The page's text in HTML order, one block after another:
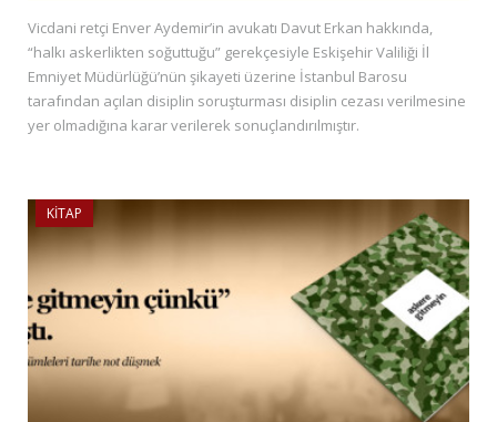
Vicdani retçi Enver Aydemir’in avukatı Davut Erkan hakkında,
“halkı askerlikten soğuttuğu” gerekçesiyle Eskişehir Valiliği İl
Emniyet Müdürlüğü’nün şikayeti üzerine İstanbul Barosu
tarafından açılan disiplin soruşturması disiplin cezası verilmesine
yer olmadığına karar verilerek sonuçlandırılmıştır.
KITAP